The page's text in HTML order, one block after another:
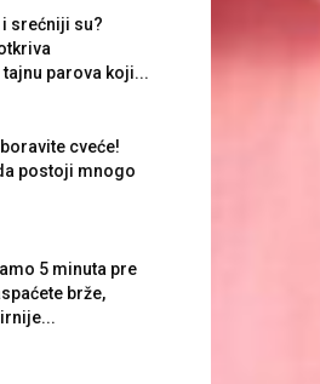
srećniji su?
tajnu parova koji...
cveće!
postoji mnogo
5 minuta pre
brže,